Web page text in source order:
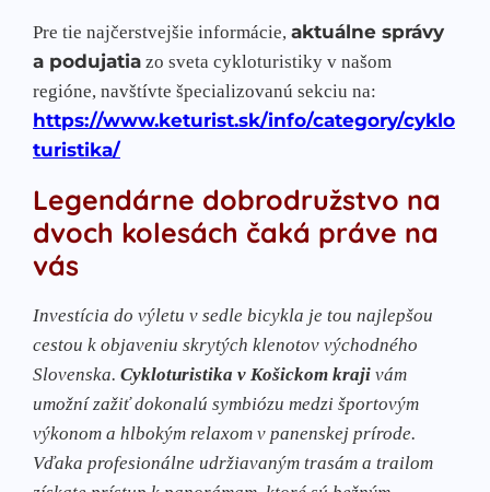
Pre tie najčerstvejšie informácie, aktuálne správy
a podujatia zo sveta cykloturistiky v našom
regióne, navštívte špecializovanú sekciu na:
https://www.keturist.sk/info/category/cyklo
turistika/
Legendárne dobrodružstvo na
dvoch kolesách čaká práve na
vás
Investícia do výletu v sedle bicykla je tou najlepšou
cestou k objaveniu skrytých klenotov východného
Slovenska. Cykloturistika v Košickom kraji vám
umožní zažiť dokonalú symbiózu medzi športovým
výkonom a hlbokým relaxom v panenskej prírode.
Vďaka profesionálne udržiavaným trasám a trailom